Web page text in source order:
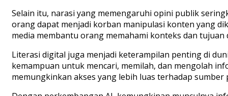
Selain itu, narasi yang memengaruhi opini publik
orang dapat menjadi korban manipulasi konten yang
media membantu orang memahami konteks dan tujuan
Literasi digital juga menjadi keterampilan penting di
kemampuan untuk mencari, memilah, dan mengolah
memungkinkan akses yang lebih luas terhadap sumber